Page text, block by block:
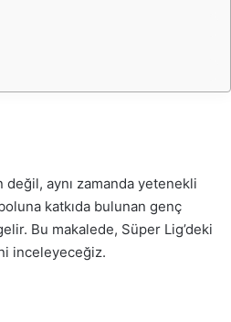
aynı zamanda yetenekli
katkıda bulunan genç
Bu makalede, Süper Lig’deki
inceleyeceğiz.